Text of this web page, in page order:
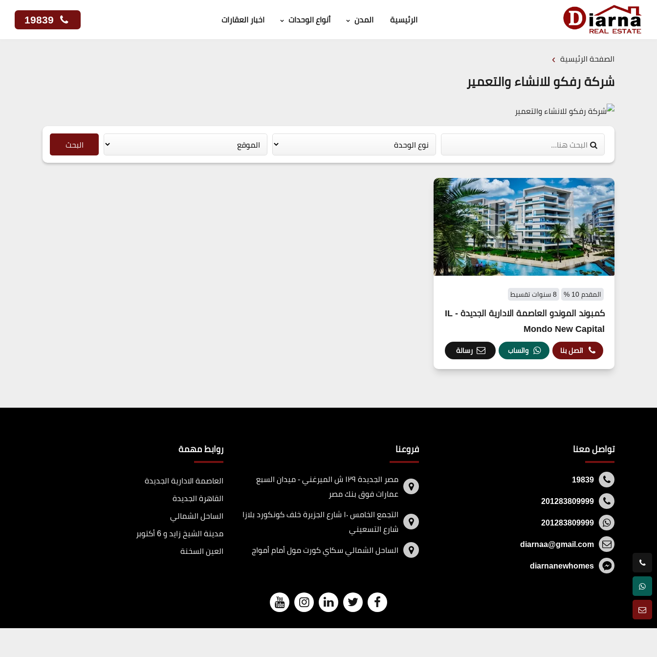
الرئيسية المدن أنواع الوحدات اخبار العقارات
الصفحة الرئيسية ›
شركة رفكو للانشاء والتعمير
البحث
المقدم 10 % 8 سنوات تقسيط
كمبوند الموندو العاصمة الادارية الجديدة - IL
Mondo New Capital
اتصل بنا واتساب رسالة
تواصل معنا
19839
201283809999
201283809999
diarnaa@gmail.com
diarnanewhomes
فروعنا
مصر الجديدة ١٢٩ ش الميرغني - ميدان السبع
عمارات فوق بنك مصر
التجمع الخامس ١٠ شارع الجزيرة خلف كونكورد بلازا
شارع التسعيني
الساحل الشمالي سكاي كورت مول أمام أمواج
روابط مهمة
العاصمة الادارية الجديدة
القاهرة الجديدة
الساحل الشمالي
مدينة الشيخ زايد و 6 أكتوبر
العين السخنة